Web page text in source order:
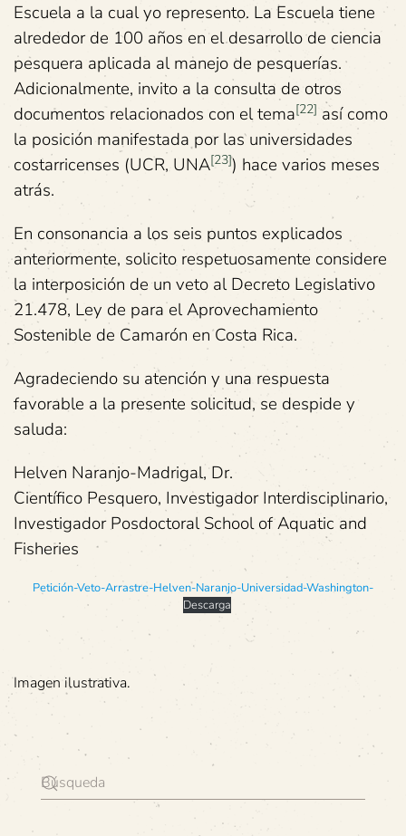
Escuela a la cual yo represento. La Escuela tiene
alrededor de 100 años en el desarrollo de ciencia
pesquera aplicada al manejo de pesquerías.
Adicionalmente, invito a la consulta de otros
documentos relacionados con el tema[22] así como
la posición manifestada por las universidades
costarricenses (UCR, UNA[23]) hace varios meses
atrás.
En consonancia a los seis puntos explicados
anteriormente, solicito respetuosamente considere
la interposición de un veto al Decreto Legislativo
21.478, Ley de para el Aprovechamiento
Sostenible de Camarón en Costa Rica.
Agradeciendo su atención y una respuesta
favorable a la presente solicitud, se despide y
saluda:
Helven Naranjo-Madrigal, Dr.
Científico Pesquero, Investigador Interdisciplinario,
Investigador Posdoctoral School of Aquatic and
Fisheries
Petición-Veto-Arrastre-Helven-Naranjo-Universidad-Washington-
Descarga
Imagen ilustrativa.